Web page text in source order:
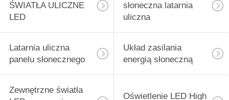
ŚWIATŁA ULICZNE
LED
słoneczna latarnia
uliczna
Latarnia uliczna
panelu słonecznego
Układ zasilania
energią słoneczną
Zewnętrzne światła
Oświetlenie LED High